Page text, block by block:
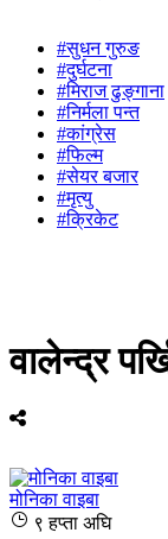
#सुधन गुरुङ
#दुर्घटना
#मिराज ढुङ्गाना
#निर्मला पन्त
#कांग्रेस
#फिल्म
#सेयर बजार
#मृत्यु
#क्रिकेट
वालेन्द्र
मोनिका वाइबा
९ हप्ता अघि